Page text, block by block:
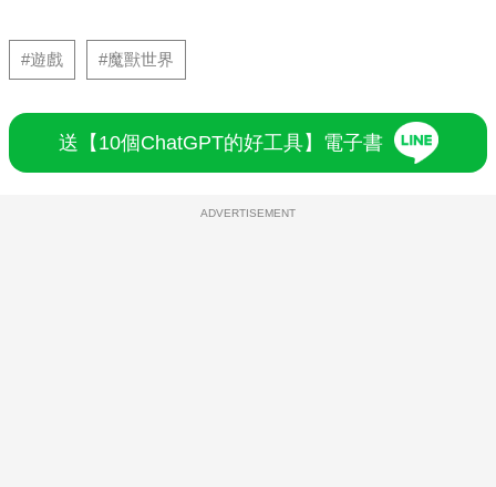
#遊戲 #魔獸世界
送【10個ChatGPT的好工具】電子書
ADVERTISEMENT